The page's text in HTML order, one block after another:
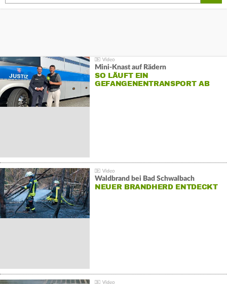
Mini-Knast auf Rädern
SO LÄUFT EIN
GEFANGENENTRANSPORT AB
Waldbrand bei Bad Schwalbach
NEUER BRANDHERD ENTDECKT